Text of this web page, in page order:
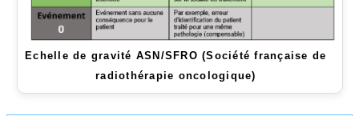
Echelle de gravité ASN/SFRO (Société française de
radiothérapie oncologique)